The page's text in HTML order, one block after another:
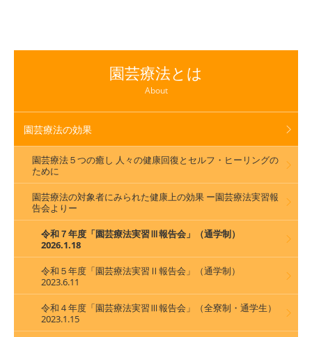
園芸療法とは
About
園芸療法の効果
園芸療法５つの癒し 人々の健康回復とセルフ・ヒーリングの
ために
園芸療法の対象者にみられた健康上の効果 ー園芸療法実習報
告会よりー
令和７年度「園芸療法実習Ⅲ報告会」（通学制）
2026.1.18
令和５年度「園芸療法実習Ⅱ報告会」（通学制）
2023.6.11
令和４年度「園芸療法実習Ⅲ報告会」（全寮制・通学生）
2023.1.15